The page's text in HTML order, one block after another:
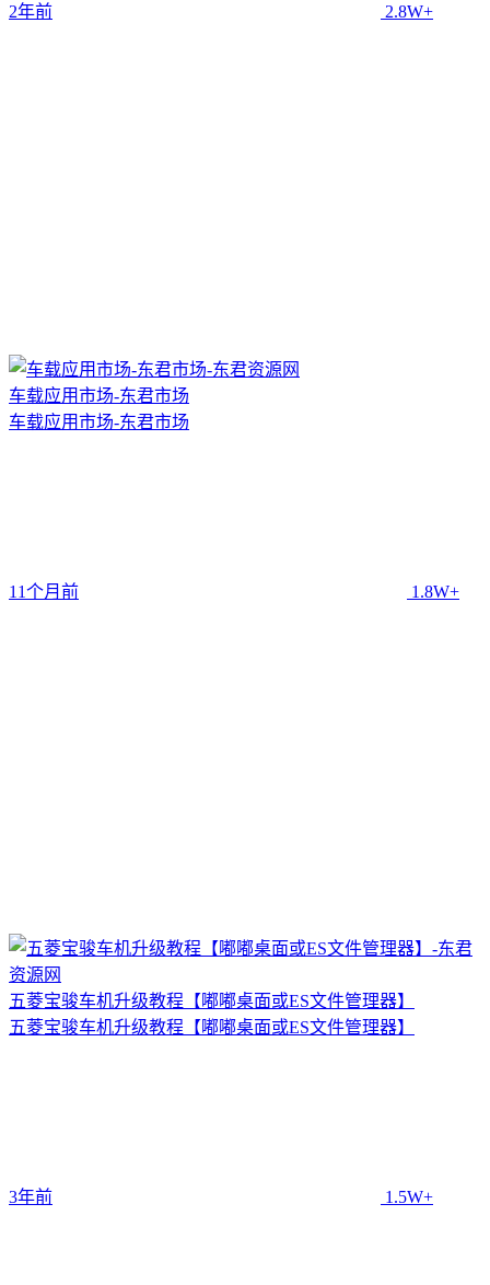
2年前 2.8W+
车载应用市场-东君市场
车载应用市场-东君市场
11个月前 1.8W+
五菱宝骏车机升级教程【嘟嘟桌面或ES文件管理器】
五菱宝骏车机升级教程【嘟嘟桌面或ES文件管理器】
3年前 1.5W+